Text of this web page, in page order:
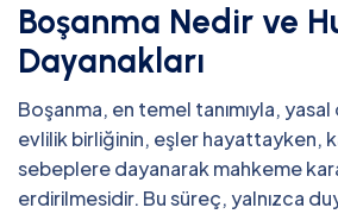
Boşanma Nedir ve
Dayanakları
Boşanma, en temel tanımıyla,
evlilik birliğinin, eşler hayattayken,
sebeplere dayanarak mahkeme
erdirilmesidir. Bu süreç, yalnızca